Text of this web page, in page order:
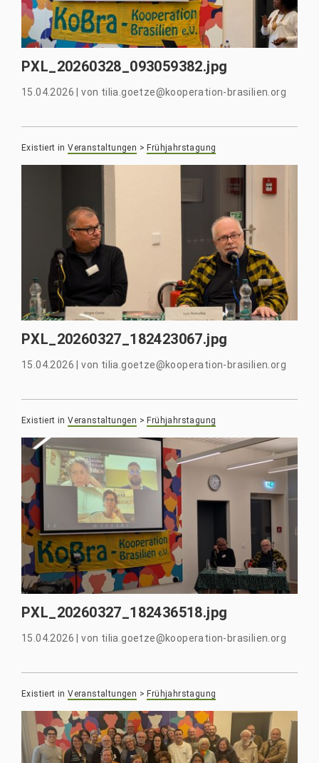
PXL_20260328_093059382.jpg
15.04.2026 |von tilia.goetze@kooperation-brasilien.org
Existiert in Veranstaltungen > Frühjahrstagung
PXL_20260327_182423067.jpg
15.04.2026 |von tilia.goetze@kooperation-brasilien.org
Existiert in Veranstaltungen > Frühjahrstagung
PXL_20260327_182436518.jpg
15.04.2026|von tilia.goetze@kooperation-brasilien.org
Existiert in Veranstaltungen >Frühjahrstagung